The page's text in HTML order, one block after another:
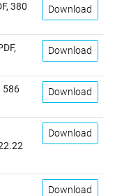
380
Download
Download
586
Download
Download
Download